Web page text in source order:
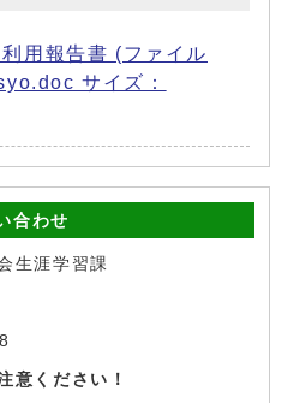
用報告書 (ファイル
サイズ：
合わせ
生涯学習課
意ください！